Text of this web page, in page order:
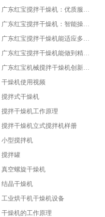
广东红宝搅拌干燥机：优质服务，全程保障
广东红宝搅拌干燥机：智能操作，便捷高效
广东红宝搅拌干燥机能适应多种物料
广东红宝搅拌干燥机能做到精准控制，卓越品质
广东红宝机械搅拌干燥机创新引领未来
干燥机使用视频
搅拌式干燥机
搅拌干燥机工作原理
搅拌干燥机立式搅拌机样册
小型搅拌机
搅拌罐
真空螺旋干燥机
结晶干燥机
工业烘干机干燥机设备
干燥机的工作原理